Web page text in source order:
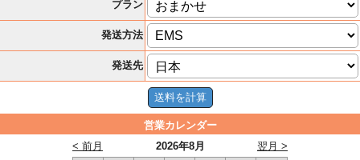
プラン
発送方法
発送先
営業カレンダー
2026年8月
< 前月
翌月 >